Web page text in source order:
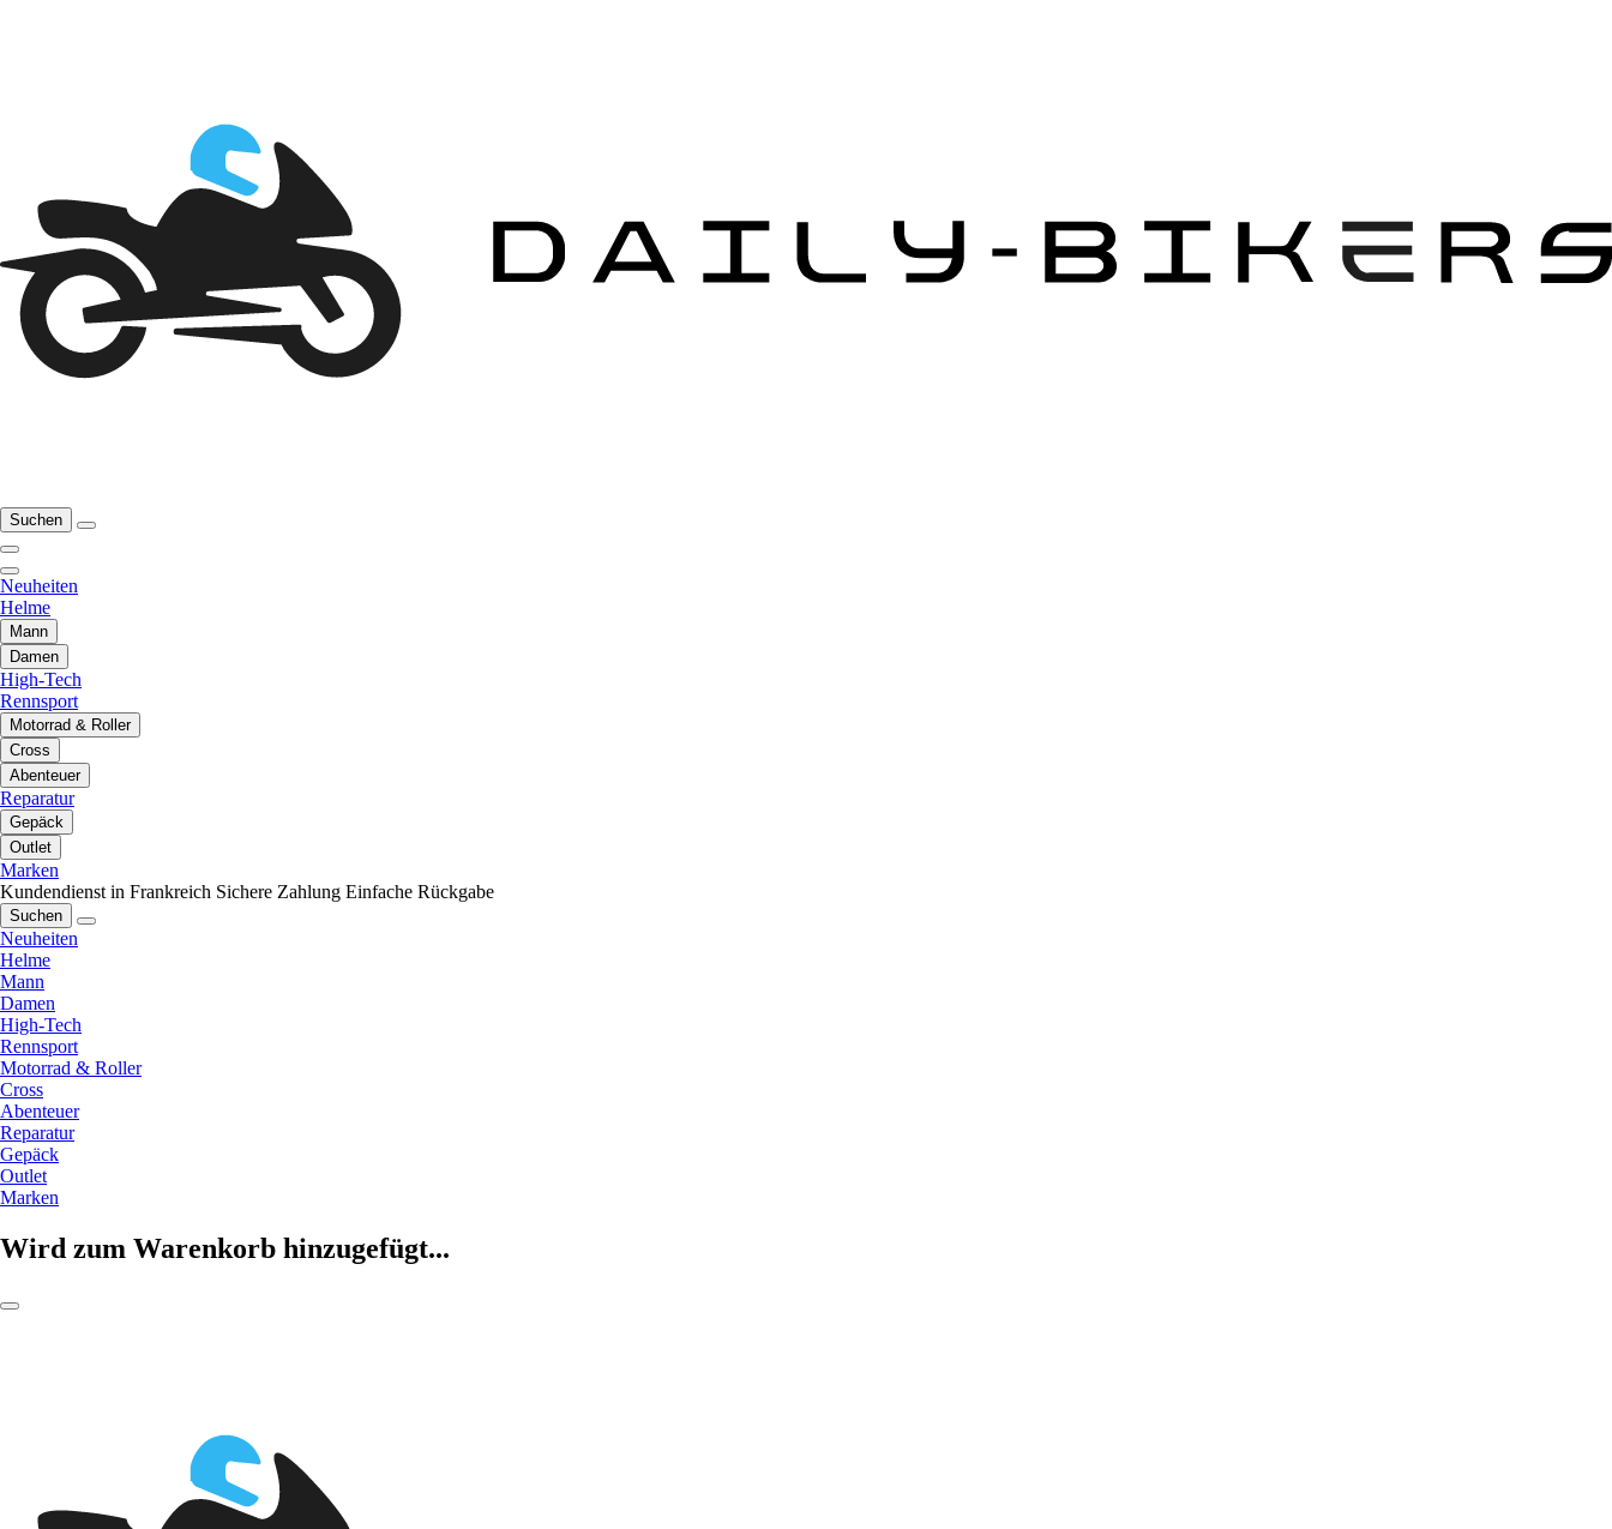
Suchen
Neuheiten
Helme
Mann
Damen
High-Tech
Rennsport
Motorrad & Roller
Cross
Abenteuer
Reparatur
Gepäck
Outlet
Marken
Kundendienst in Frankreich Sichere Zahlung Einfache Rückgabe
Suchen
Neuheiten
Helme
Mann
Damen
High-Tech
Rennsport
Motorrad & Roller
Cross
Abenteuer
Reparatur
Gepäck
Outlet
Marken
Wird zum Warenkorb hinzugefügt...